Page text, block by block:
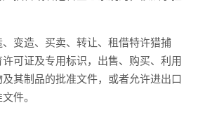
变造、买卖、转让、租借特许猎捕
可证及专用标识，出售、购买、利用
其制品的批准文件，或者允许进出口
件。